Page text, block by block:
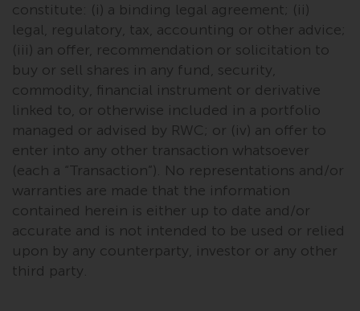
Soweit Informationen, die Sie
bereitstellen oder die wir von
dieser Website erhalten,
personenbezogene Daten
darstellen, stimmen Sie deren
Verarbeitung durch Redwheel und
seine Vertreter und andere Dritte
zu. Alle diese Unternehmen sind
verpflichtet, die Vertraulichkeit
dieser Informationen zu wahren.
Wenn Sie nicht möchten, dass
Ihre Informationen auf diese
Weise verwendet werden, sollten
Sie Redwheel per E-Mail oder
schriftlich darüber informieren.
constitute: (i) a binding legal agreement; (ii)
legal, regulatory, tax, accounting or other advice;
(iii) an offer, recommendation or solicitation to
buy or sell shares in any fund, security,
commodity, financial instrument or derivative
linked to, or otherwise included in a portfolio
managed or advised by RWC; or (iv) an offer to
enter into any other transaction whatsoever
(each a “Transaction”). No representations and/or
warranties are made that the information
contained herein is either up to date and/or
accurate and is not intended to be used or relied
upon by any counterparty, investor or any other
third party.